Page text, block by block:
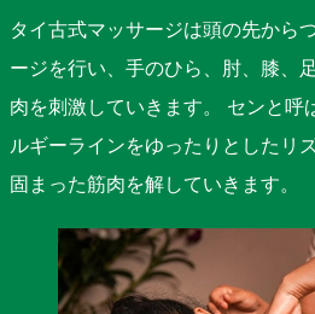
タイ古式マッサージは頭の先から
ージを行い、手のひら、肘、膝、
肉を刺激していきます。 センと呼
ルギーラインをゆったりとしたリ
固まった筋肉を解していきます。